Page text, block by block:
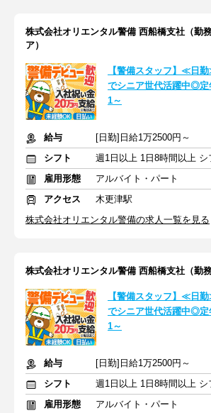
株式会社オリエンタル警備 西船橋支社（勤
ア）
【警備スタッフ】≪日
でシニア世代活躍中◎定
1～
給与
[日勤]日給1万2500円～
シフト
雇用形態
アルバイト・パート
アクセス
木更津駅
株式会社オリエンタル警備の求人一覧を見る
株式会社オリエンタル警備 西船橋支社（勤
【警備スタッフ】≪日
でシニア世代活躍中◎定
1～
給与
[日勤]日給1万2500円～
シフト
雇用形態
アルバイト・パート